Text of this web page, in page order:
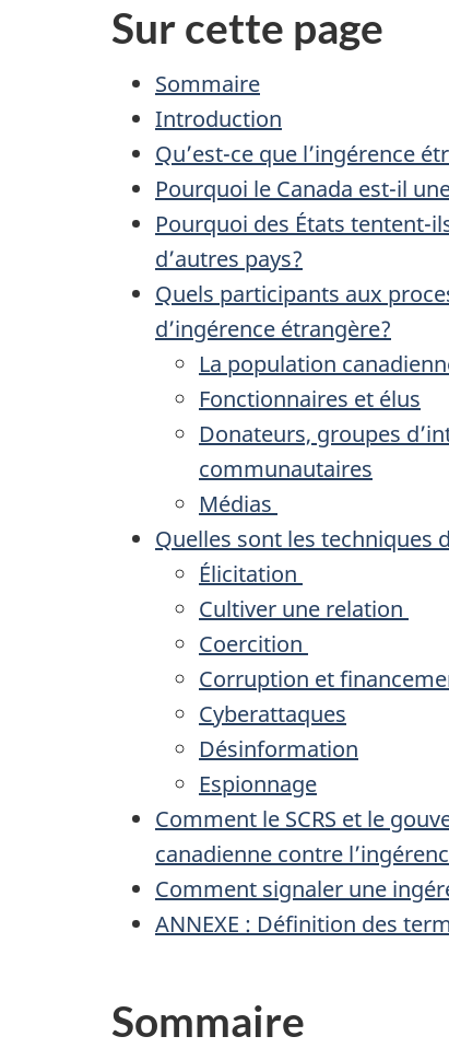
Sur cette page
Sommaire
Introduction
Qu’est-ce que l’ingérence
Pourquoi le Canada est-il
Pourquoi des États tentent-
d’autres pays?
Quels participants aux
d’ingérence étrangère?
La population
Fonctionnaires et élus
Donateurs, groupes
communautaires
Médias
Quelles sont les techniques
Élicitation
Cultiver une relation
Coercition
Corruption et
Cyberattaques
Désinformation
Espionnage
Comment le SCRS et le
canadienne contre
Comment signaler une
ANNEXE : Définition des
Sommaire